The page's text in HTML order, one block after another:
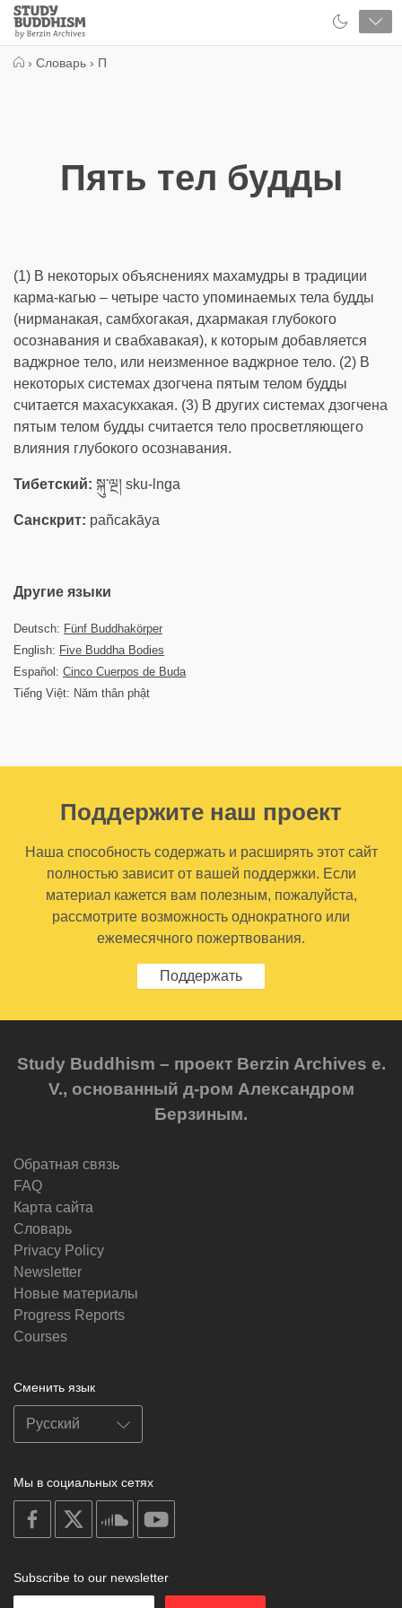
Close
Study
Buddhism
› Словарь › П
Пять тел будды
(1) В некоторых объяснениях махамудры в традиции
карма-кагью – четыре часто упоминаемых тела будды
(нирманакая, самбхогакая, дхармакая глубокого
осознавания и свабхавакая), к которым добавляется
ваджрное тело, или неизменное ваджрное тело. (2) В
некоторых системах дзогчена пятым телом будды
считается махасукхакая. (3) В других системах дзогчена
пятым телом будды считается тело просветляющего
влияния глубокого осознавания.
Тибетский: སྐུ་ལྔ། sku-lnga
Санскрит: pañcakāya
Другие языки
Deutsch: Fünf Buddhakörper
English: Five Buddha Bodies
Español: Cinco Cuerpos de Buda
Tiếng Việt: Năm thân phật
Поддержите наш проект
Наша способность содержать и расширять этот сайт
полностью зависит от вашей поддержки. Если
материал кажется вам полезным, пожалуйста,
рассмотрите возможность однократного или
ежемесячного пожертвования.
Поддержать
Study Buddhism – проект Berzin Archives e.
V., основанный д-ром Александром
Берзиным.
Обратная связь
FAQ
Карта сайта
Словарь
Privacy Policy
Newsletter
Новые материалы
Progress Reports
Courses
Сменить язык
Мы в социальных сетях
on
facebook
soundcloud
Subscribe to our newsletter